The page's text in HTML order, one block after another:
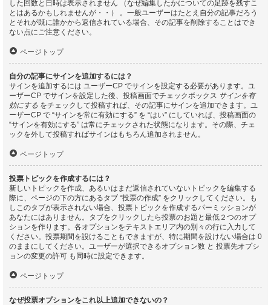
した回数と日時は表示されません （なぜ編集したかについての足跡を残すこ
とはあるかもしれませんが・・） 。一般ユーザーはたとえ自分の記事だろう
とそれが既に誰かから返信されている場合、その記事を削除することはでき
ない点にご注意ください。
ページトップ
自分の記事にサインを追加するには？
サインを追加するには ユーザーCP でサインを設定する必要があります。ユ
ーザーCP でサインを設定した後、投稿画面でチェックボックス サインを有
効にする をチェックして投稿すれば、その記事にサインを追加できます。ユ
ーザーCP で “サインを常に有効にする” を “はい” にしていれば、投稿画面の
“サインを有効にする” は常にチェックされた状態になります。その際、チェ
ックを外して投稿すればサインはもちろん追加されません。
ページトップ
投票トピックを作成するには？
新しいトピックを作成、あるいはまだ返信されていないトピックを編集する
際に、ページの下の方にあるタブ “投票の作成” をクリックしてください。も
しこのタブが表示されない場合、投票トピックを作成するパーミッションが
あなたにはありません。タブをクリックしたら投票のお題と最低２つのオプ
ションを作ります。各オプションをテキストエリア内の別々の行に入力して
ください。投票期間を設けることもできますが、特に期間を設けない場合は 0
のままにしてください。ユーザーが選択できるオプション数 と 投票先オプシ
ョンの変更の許可 も同時に設定できます。
ページトップ
なぜ投票オプションをこれ以上追加できないの？